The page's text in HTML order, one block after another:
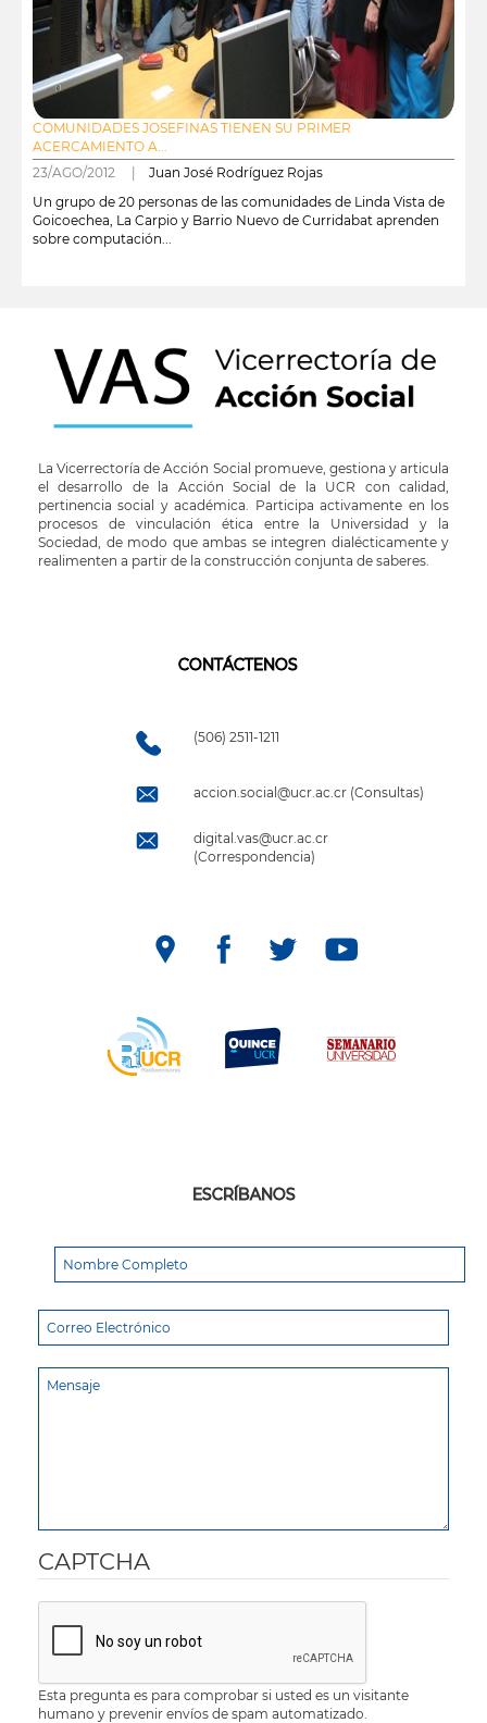
COMUNIDADES JOSEFINAS TIENEN SU PRIMER
ACERCAMIENTO A...
23/AGO/2012 | Juan José Rodríguez Rojas
Un grupo de 20 personas de las comunidades de Linda Vista de
Goicoechea, La Carpio y Barrio Nuevo de Curridabat aprenden
sobre computación...
La Vicerrectoría de Acción Social promueve, gestiona y articula
el desarrollo de la Acción Social de la UCR con calidad,
pertinencia social y académica. Participa activamente en los
procesos de vinculación ética entre la Universidad y la
Sociedad, de modo que ambas se integren dialécticamente y
realimenten a partir de la construcción conjunta de saberes.
CONTÁCTENOS
(506) 2511-1211
accion.social@ucr.ac.cr (Consultas)
digital.vas@ucr.ac.cr
(Correspondencia)
ESCRÍBANOS
CAPTCHA
Esta pregunta es para comprobar si usted es un visitante
humano y prevenir envíos de spam automatizado.